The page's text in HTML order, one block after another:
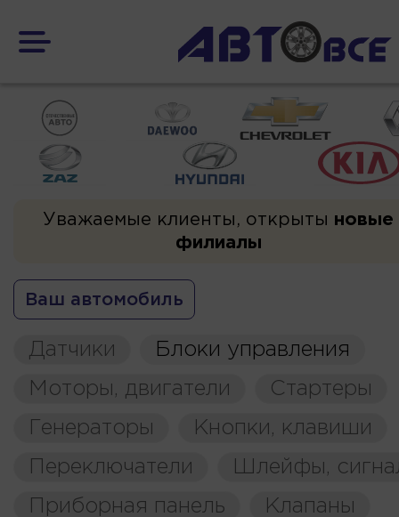
Уважаемые клиенты, открыты новые
филиалы
Ваш автомобиль
Датчики
Блоки управления
Моторы, двигатели
Стартеры
Генераторы
Кнопки, клавиши
Переключатели
Шлейфы,
Приборная панель
Клапаны